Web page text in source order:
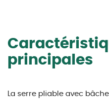
principales
La serre pliable avec